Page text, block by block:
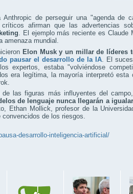
de perseguir una "agenda de
afirman que las advertencias
. El ejemplo más reciente es Claude
amenaza mundial.
Elon Musk y un millar de líderes
pausar el desarrollo de la IA . El
expertos, estaba "volviéndose
era legítima, la mayoría interpretó
las figuras más influyentes del
de lenguaje nunca llegarán a
Ethan Mollick, profesor de la
convencidos de los riesgos.
desarrollo-inteligencia-artificial/